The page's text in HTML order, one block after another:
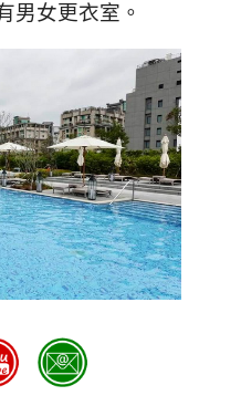
男女更衣室。